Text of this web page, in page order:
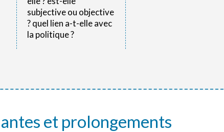
subjective ou objective
? quel lien a-t-elle avec
la politique ?
et prolongements